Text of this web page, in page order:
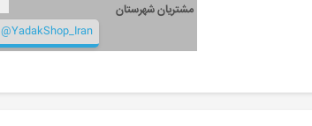
مشتریان شهرستان
@YadakShop_Iran